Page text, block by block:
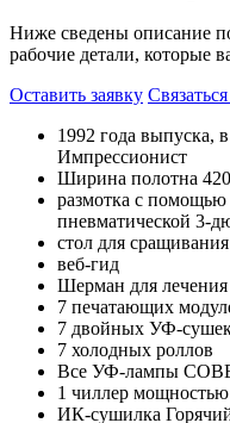
Ниже сведены описание
рабочие детали,
Оставить заявку
1992 года выпуска,
Импрессионист
Ширина полотна
размотка с
пневматической 3-
стол для сращивания
веб-гид
Шерман для
7 печатающих
7 двойных УФ-
7 холодных роллов
Все УФ-лампы
1 чиллер
ИК-сушилка